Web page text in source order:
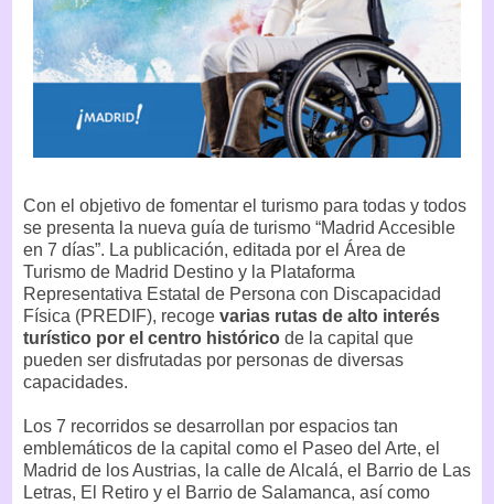
Con el objetivo de fomentar el turismo para todas y todos
se presenta la nueva guía de turismo “Madrid Accesible
en 7 días”. La publicación, editada por el Área de
Turismo de Madrid Destino y la Plataforma
Representativa Estatal de Persona con Discapacidad
Física (PREDIF), recoge varias rutas de alto interés
turístico por el centro histórico de la capital que
pueden ser disfrutadas por personas de diversas
capacidades.
Los 7 recorridos se desarrollan por espacios tan
emblemáticos de la capital como el Paseo del Arte, el
Madrid de los Austrias, la calle de Alcalá, el Barrio de Las
Letras, El Retiro y el Barrio de Salamanca, así como